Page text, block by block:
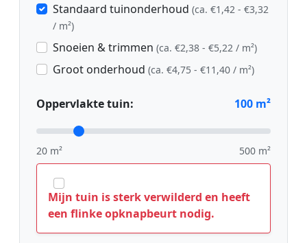
Standaard tuinonderhoud (ca. €1,42 - €3,32
/ m²)
Snoeien & trimmen (ca. €2,38 - €5,22 / m²)
Groot onderhoud (ca. €4,75 - €11,40 / m²)
Oppervlakte tuin: 100 m²
20 m² 500 m²
Mijn tuin is sterk verwilderd en heeft
een flinke opknapbeurt nodig.